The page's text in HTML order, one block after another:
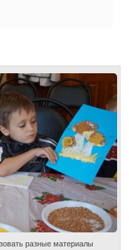
разные материалы